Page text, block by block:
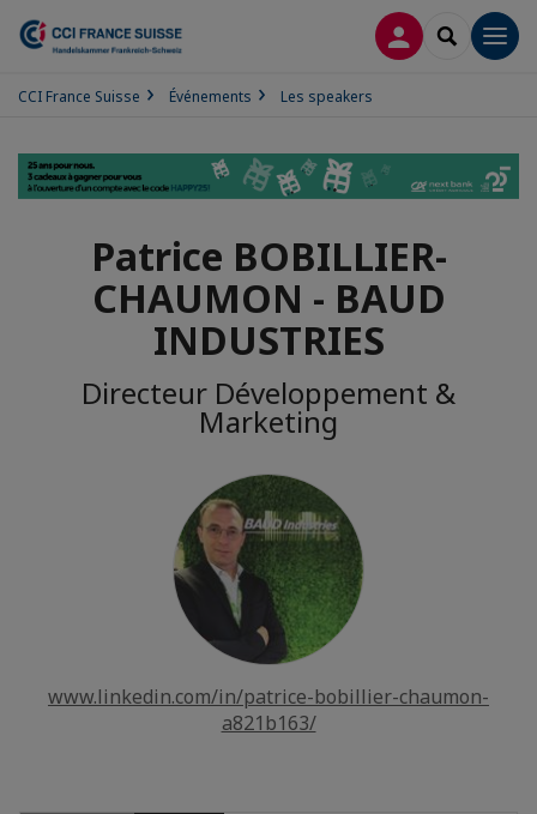
CONNEXION
CCI France Suisse Événements Les speakers
Patrice BOBILLIER-
CHAUMON - BAUD
INDUSTRIES
Directeur Développement &
Marketing
www.linkedin.com/in/patrice-bobillier-chaumon-
a821b163/